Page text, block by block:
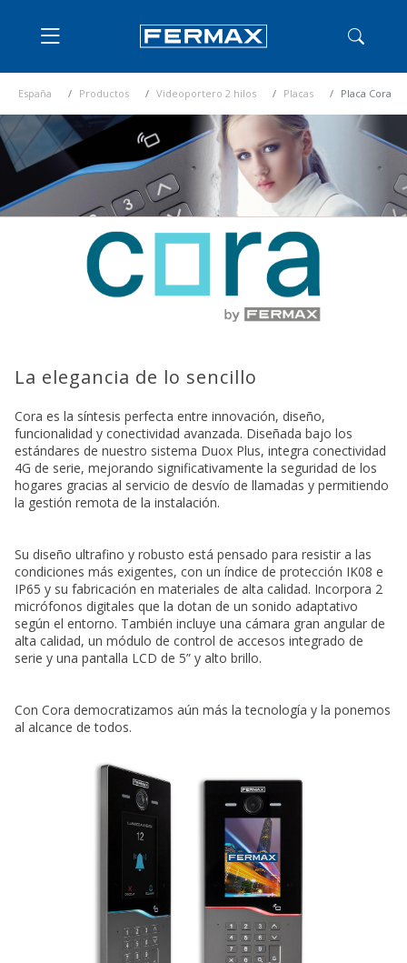
España Productos Videoportero 2 hilos Placas Placa Cora
La elegancia de lo sencillo
Cora es la síntesis perfecta entre innovación, diseño,
funcionalidad y conectividad avanzada. Diseñada bajo los
estándares de nuestro sistema Duox Plus, integra conectividad
4G de serie, mejorando significativamente la seguridad de los
hogares gracias al servicio de desvío de llamadas y permitiendo
la gestión remota de la instalación.
Su diseño ultrafino y robusto está pensado para resistir a las
condiciones más exigentes, con un índice de protección IK08 e
IP65 y su fabricación en materiales de alta calidad. Incorpora 2
micrófonos digitales que la dotan de un sonido adaptativo
según el entorno. También incluye una cámara gran angular de
alta calidad, un módulo de control de accesos integrado de
serie y una pantalla LCD de 5” y alto brillo.
Con Cora democratizamos aún más la tecnología y la ponemos
al alcance de todos.